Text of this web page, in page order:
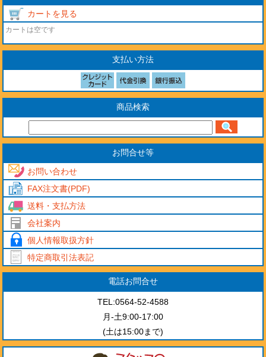
カートを見る
カートは空です
支払い方法
商品検索
お問合せ等
お問い合わせ
FAX注文書(PDF)
送料・支払方法
会社案内
個人情報取扱方針
特定商取引法表記
電話お問合せ
TEL:0564-52-4588
月-土9:00-17:00
(土は15:00まで)